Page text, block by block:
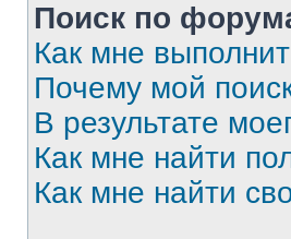
Поиск по
Как мне
Почему мой
В результате
Как мне найти
Как мне найти